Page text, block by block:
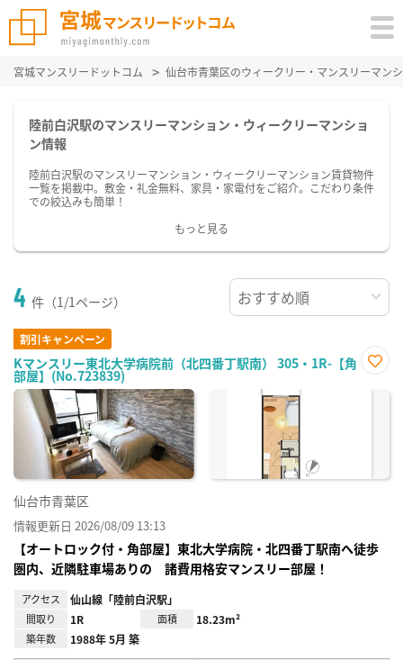
宮城マンスリードットコム 仙台市青葉区のウィークリー・マンスリーマン
陸前白沢駅のマンスリーマンション・ウィークリーマンショ
ン情報
陸前白沢駅のマンスリーマンション・ウィークリーマンション賃貸物件
一覧を掲載中。敷金・礼金無料、家具・家電付をご紹介。こだわり条件
での絞込みも簡単！
もっと見る
4 件（1/1ページ）
割引キャンペーン
Kマンスリー東北大学病院前（北四番丁駅南） 305・1R-【角
部屋】(No.723839)
に入
仙台市青葉区
情報更新日 2026/08/09 13:13
【オートロック付・角部屋】東北大学病院・北四番丁駅南へ徒歩
圏内、近隣駐車場ありの 諸費用格安マンスリー部屋！
アクセス 仙山線「陸前白沢駅」
間取り 1R 面積 18.23m²
築年数 1988年 5月 築